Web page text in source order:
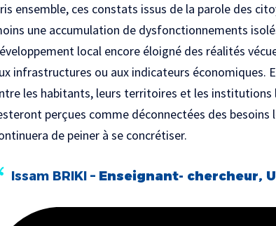
ensemble, ces constats issus de la parole des
une accumulation de dysfonctionnements
local encore éloigné des réalités
infrastructures ou aux indicateurs économiques.
les habitants, leurs territoires et les
perçues comme déconnectées des
de peiner à se concrétiser.
Issam BRIKI – Enseignant- chercheur,